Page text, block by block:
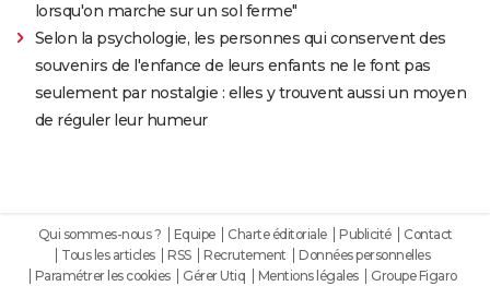
lorsqu'on marche sur un sol ferme"
Selon la psychologie, les personnes qui conservent des
souvenirs de l'enfance de leurs enfants ne le font pas
seulement par nostalgie : elles y trouvent aussi un moyen
de réguler leur humeur
Qui sommes-nous ? Equipe Charte éditoriale Publicité
Contact
Tous les articles
RSS Recrutement
Données personnelles
Paramétrer les cookies
Gérer Utiq Mentions légales Groupe Figaro